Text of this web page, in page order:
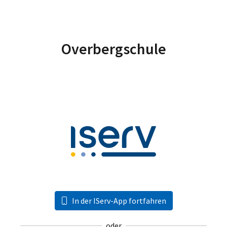
Overbergschule
In der IServ-App fortfahren